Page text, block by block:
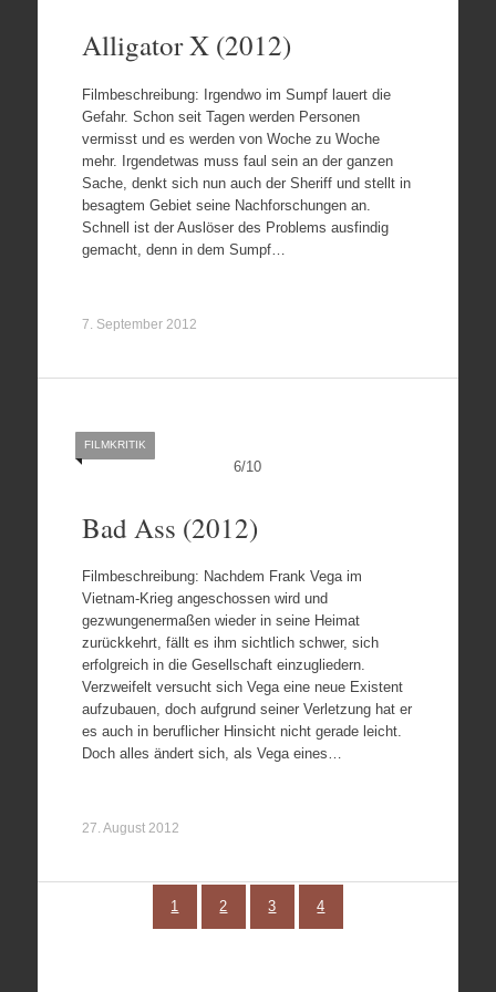
Alligator X (2012)
Filmbeschreibung: Irgendwo im Sumpf lauert die
Gefahr. Schon seit Tagen werden Personen
vermisst und es werden von Woche zu Woche
mehr. Irgendetwas muss faul sein an der ganzen
Sache, denkt sich nun auch der Sheriff und stellt in
besagtem Gebiet seine Nachforschungen an.
Schnell ist der Auslöser des Problems ausfindig
gemacht, denn in dem Sumpf…
7. September 2012
6/10
FILMKRITIK
Bad Ass (2012)
Filmbeschreibung: Nachdem Frank Vega im
Vietnam-Krieg angeschossen wird und
gezwungenermaßen wieder in seine Heimat
zurückkehrt, fällt es ihm sichtlich schwer, sich
erfolgreich in die Gesellschaft einzugliedern.
Verzweifelt versucht sich Vega eine neue Existent
aufzubauen, doch aufgrund seiner Verletzung hat er
es auch in beruflicher Hinsicht nicht gerade leicht.
Doch alles ändert sich, als Vega eines…
27. August 2012
1 2 3 4